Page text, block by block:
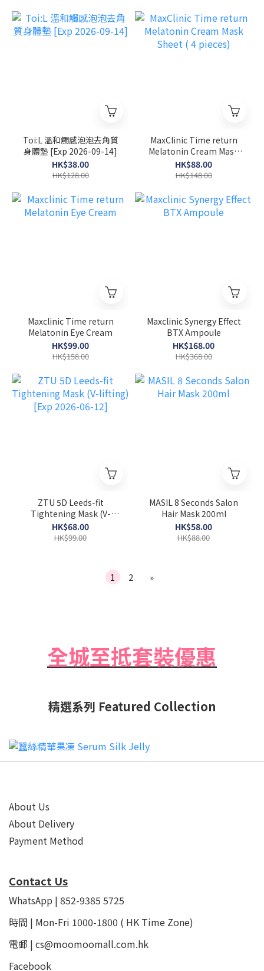
Toi:L 溫和觸感泡泡去角質
身體墊 [Exp 2026-09-14]
HK$38.00
HK$128.00
MaxClinic Time return
Melatonin Cream Mask
Sheet ( 4 pieces)
HK$88.00
HK$148.00
Maxclinic Time return
Melatonin Eye Cream
HK$99.00
HK$158.00
Maxclinic Synergy Effect
BTX Ampoule
HK$168.00
HK$368.00
ZTU 5D Leeds-fit
Tightening Mask (V-
lifting) [Exp 2026-06-12]
HK$68.00
HK$99.00
MASIL 8 Seconds Salon
Hair Mask 200ml
HK$58.00
HK$88.00
1 2 »
全城至抵套裝優惠
精選系列 Featured Collection
About Us
About Delivery
Payment Method
Contact Us
WhatsApp | 852-9385 5725
時間 | Mon-Fri 1000-1800 ( HK Time Zone)
電郵 | cs@moomoomall.com.hk
Facebook